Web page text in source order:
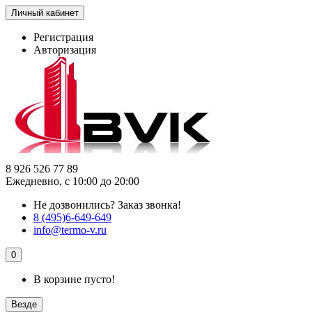
Личный кабинет
Регистрация
Авторизация
8 926 526 77 89
Ежедневно, с 10:00 до 20:00
Не дозвонились? Заказ звонка!
8 (495)6-649-649
info@termo-v.ru
0
В корзине пусто!
Везде